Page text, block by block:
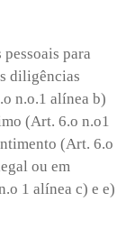
para
diligências
n.o.1 alínea b)
(Art. 6.o n.o1
(Art. 6.o
ou em
1 alínea c) e e)